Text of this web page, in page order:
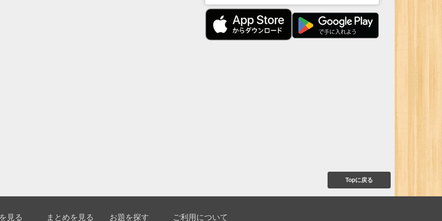
Topに戻る
見る まとめを見る お題を探す ご利用について